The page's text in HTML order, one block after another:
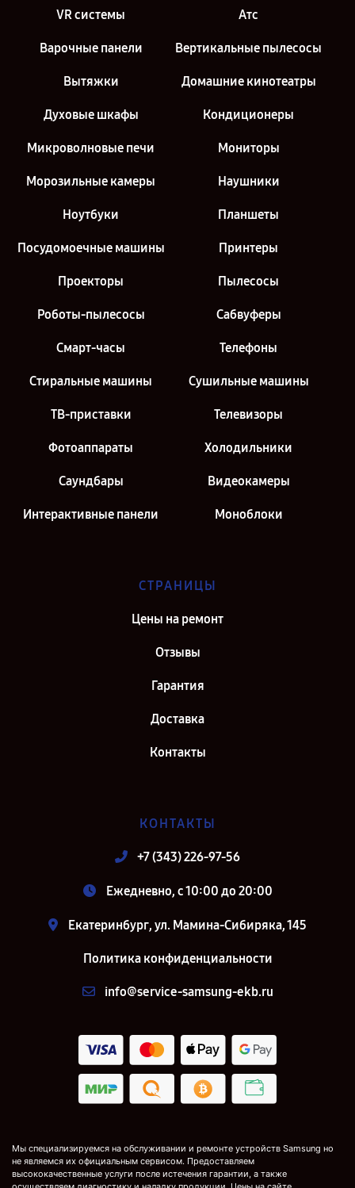
VR системы Атс
Варочные панели Вертикальные пылесосы
Вытяжки Домашние кинотеатры
Духовые шкафы Кондиционеры
Микроволновые печи Мониторы
Морозильные камеры Наушники
Ноутбуки Планшеты
Посудомоечные машины Принтеры
Проекторы Пылесосы
Роботы-пылесосы Сабвуферы
Смарт-часы Телефоны
Стиральные машины Сушильные машины
ТВ-приставки Телевизоры
Фотоаппараты Холодильники
Саундбары Видеокамеры
Интерактивные панели Моноблоки
СТРАНИЦЫ
Цены на ремонт
Отзывы
Гарантия
Доставка
Контакты
КОНТАКТЫ
+7 (343) 226-97-56
Ежедневно, с 10:00 до 20:00
Екатеринбург, ул. Мамина-Сибиряка, 145
Политика конфиденциальности
info@service-samsung-ekb.ru
Мы специализируемся на обслуживании и ремонте устройств Samsung но
не являемся их официальным сервисом. Предоставляем
высококачественные услуги после истечения гарантии, а также